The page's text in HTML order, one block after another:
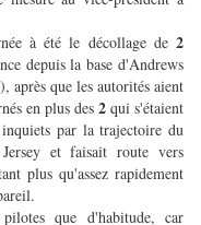
à été le décollage de 2
depuis la base d'Andrews
après que les autorités aient
en plus des 2 qui s'étaient
par la trajectoire du
et faisait route vers
plus qu'assez rapidement
que d'habitude, car